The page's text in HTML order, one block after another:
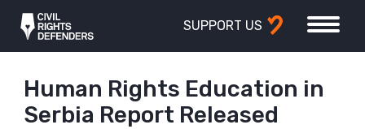
SUPPORT US
Human Rights Education in
Serbia Report Released